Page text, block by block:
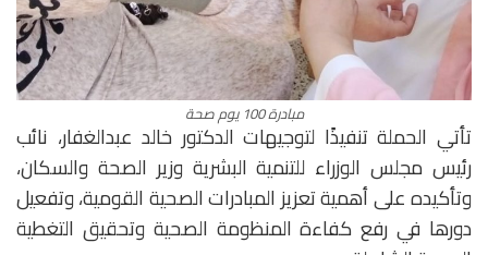
مبادرة 100 يوم صحة
تأتي الحملة تنفيذًا لتوجيهات الدكتور خالد عبدالغفار، نائب
رئيس مجلس الوزراء للتنمية البشرية وزير الصحة والسكان،
وتأكيده على أهمية تعزيز المبادرات الصحية القومية، وتفعيل
دورها في رفع كفاءة المنظومة الصحية وتحقيق التغطية